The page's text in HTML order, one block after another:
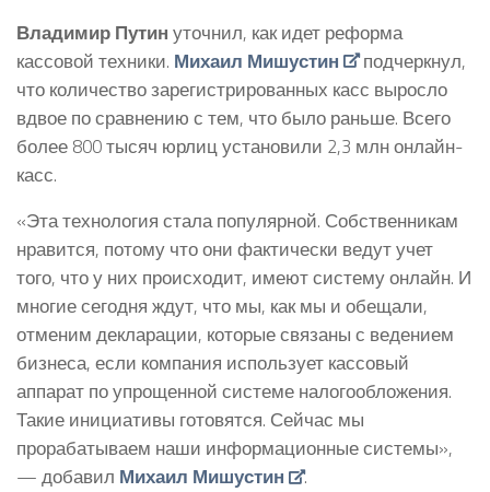
Владимир Путин уточнил, как идет реформа
кассовой техники. Михаил Мишустин
подчеркнул,
что количество зарегистрированных касс выросло
вдвое по сравнению с тем, что было раньше. Всего
более 800 тысяч юрлиц установили 2,3 млн онлайн-
касс.
«Эта технология стала популярной. Собственникам
нравится, потому что они фактически ведут учет
того, что у них происходит, имеют систему онлайн. И
многие сегодня ждут, что мы, как мы и обещали,
отменим декларации, которые связаны с ведением
бизнеса, если компания использует кассовый
аппарат по упрощенной системе налогообложения.
Такие инициативы готовятся. Сейчас мы
прорабатываем наши информационные системы»,
— добавил Михаил Мишустин
.